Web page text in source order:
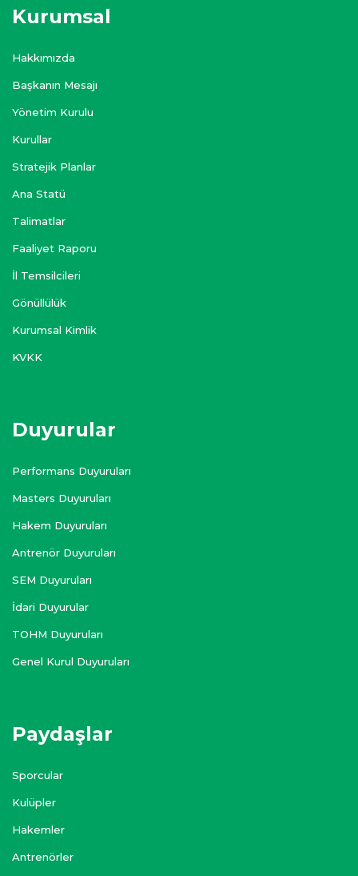
Kurumsal
Hakkımızda
Başkanın Mesajı
Yönetim Kurulu
Kurullar
Stratejik Planlar
Ana Statü
Talimatlar
Faaliyet Raporu
İl Temsilcileri
Gönüllülük
Kurumsal Kimlik
KVKK
Duyurular
Performans Duyuruları
Masters Duyuruları
Hakem Duyuruları
Antrenör Duyuruları
SEM Duyuruları
İdari Duyurular
TOHM Duyuruları
Genel Kurul Duyuruları
Paydaşlar
Sporcular
Kulüpler
Hakemler
Antrenörler